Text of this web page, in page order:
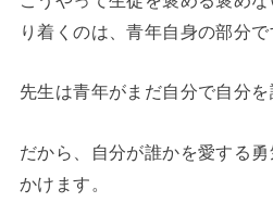
り着くのは、青年自身の部分で
先生は青年がまだ自分で自分を
だから、自分が誰かを愛する
かけます。